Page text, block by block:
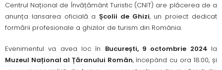
Centrul Național de Învățământ Turistic (CNIT) are plăcerea de a
anunța lansarea oficială aȘcolii de Ghizi, un proiect dedicat
formării profesionale a ghizilor de turism din România.
Evenimentul va avea loc în București, 9 octombrie 2024 la
Muzeul Național alȚăranului Român, începând cu ora 18:00, și